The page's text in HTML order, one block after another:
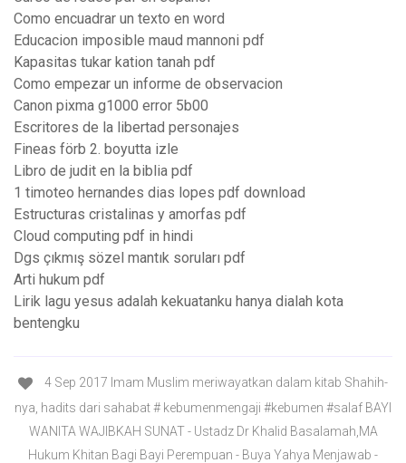
Como encuadrar un texto en word
Educacion imposible maud mannoni pdf
Kapasitas tukar kation tanah pdf
Como empezar un informe de observacion
Canon pixma g1000 error 5b00
Escritores de la libertad personajes
Fineas förb 2. boyutta izle
Libro de judit en la biblia pdf
1 timoteo hernandes dias lopes pdf download
Estructuras cristalinas y amorfas pdf
Cloud computing pdf in hindi
Dgs çıkmış sözel mantık soruları pdf
Arti hukum pdf
Lirik lagu yesus adalah kekuatanku hanya dialah kota
bentengku
4 Sep 2017 Imam Muslim meriwayatkan dalam kitab Shahih-
nya, hadits dari sahabat # kebumenmengaji #kebumen #salaf BAYI
WANITA WAJIBKAH SUNAT - Ustadz Dr Khalid Basalamah,MA
Hukum Khitan Bagi Bayi Perempuan - Buya Yahya Menjawab -